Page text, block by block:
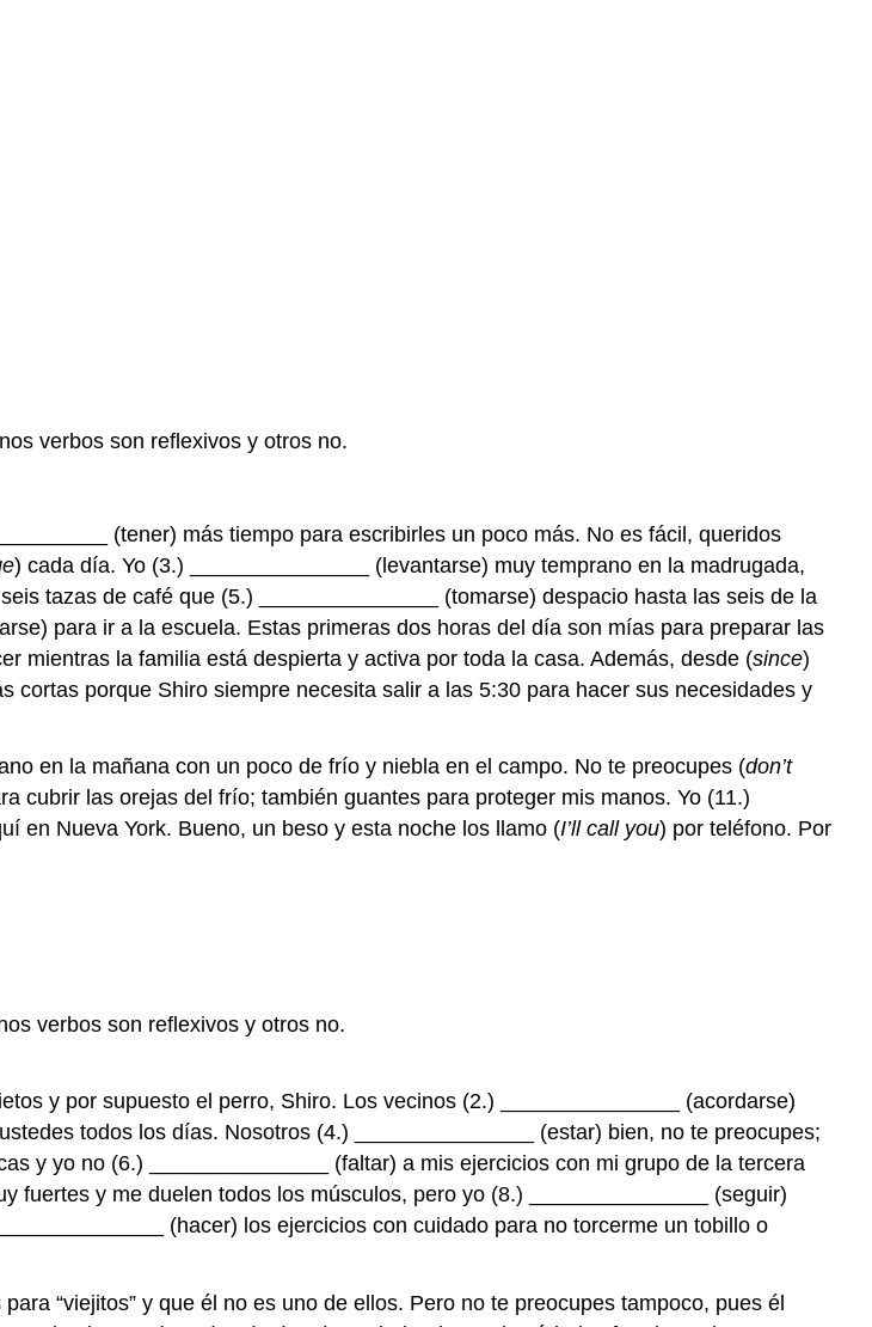
verbos son reflexivos y otros no.
(tener) más tiempo para escribirles un poco más. No es fácil, queridos
) cada día. Yo (3.) _______________ (levantarse) muy temprano en la madrugada,
tazas de café que (5.) _______________ (tomarse) despacio hasta las seis de la
para ir a la escuela. Estas primeras dos horas del día son mías para preparar las
mientras la familia está despierta y activa por toda la casa. Además, desde (since)
porque Shiro siempre necesita salir a las 5:30 para hacer sus necesidades y
en la mañana con un poco de frío y niebla en el campo. No te preocupes (don’t
cubrir las orejas del frío; también guantes para proteger mis manos. Yo (11.)
en Nueva York. Bueno, un beso y esta noche los llamo (I’ll call you) por teléfono. Por
verbos son reflexivos y otros no.
y por supuesto el perro, Shiro. Los vecinos (2.) _______________ (acordarse)
todos los días. Nosotros (4.) _______________ (estar) bien, no te preocupes;
y yo no (6.) _______________ (faltar) a mis ejercicios con mi grupo de la tercera
fuertes y me duelen todos los músculos, pero yo (8.) _______________ (seguir)
(hacer) los ejercicios con cuidado para no torcerme un tobillo o
“viejitos” y que él no es uno de ellos. Pero no te preocupes tampoco, pues él